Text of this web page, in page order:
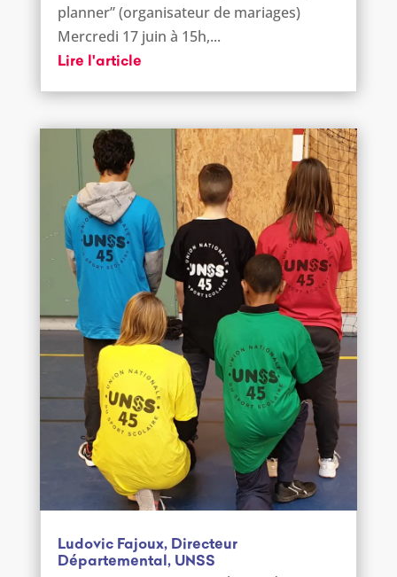
planner” (organisateur de mariages)
Mercredi 17 juin à 15h,...
Lire l'article
Ludovic Fajoux, Directeur
Départemental, UNSS